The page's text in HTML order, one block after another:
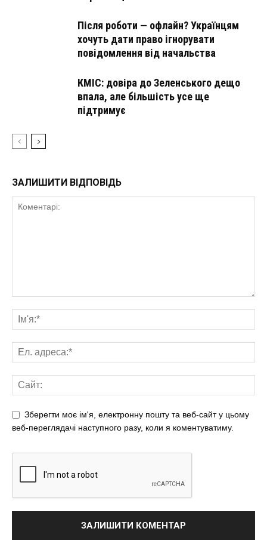
Після роботи — офлайн? Українцям
хочуть дати право ігнорувати
повідомлення від начальства
КМІС: довіра до Зеленського дещо
впала, але більшість усе ще
підтримує
ЗАЛИШИТИ ВІДПОВІДЬ
Зберегти моє ім'я, електронну пошту та веб-сайт у цьому
веб-переглядачі наступного разу, коли я коментуватиму.